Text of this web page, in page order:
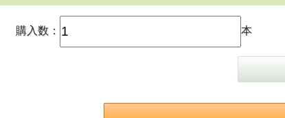
購入数： 本